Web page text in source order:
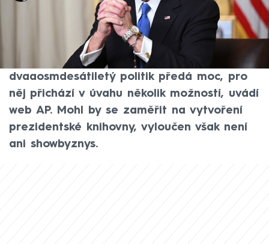
S blížící se inaugurací Donalda Trumpa se
stále častěji spekuluje, co bude dělat Joe
Biden po odchodu do důchodu. Poté, co
dvaaosmdesátiletý politik předá moc, pro
něj přichází v úvahu několik možností, uvádí
web AP. Mohl by se zaměřit na vytvoření
prezidentské knihovny, vyloučen však není
ani showbyznys.